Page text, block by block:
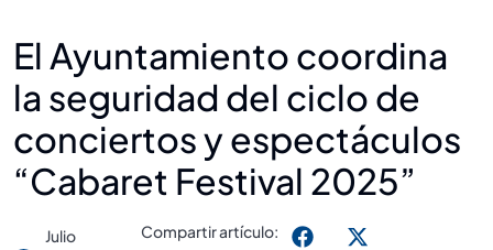
El Ayuntamiento coordina
la seguridad del ciclo de
conciertos y espectáculos
“Cabaret Festival 2025”
Julio
Compartir artículo: